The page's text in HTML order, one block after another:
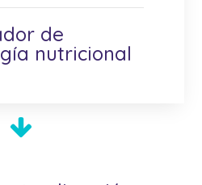
de
nutricional